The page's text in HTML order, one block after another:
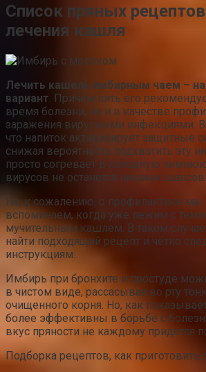
Список пряных
лечения кашля
Лечить кашель имбирным чаем –
вариант . Причём пить его
время болезни, но и в качестве
заражения вирусными инфекциями.
что напиток активизирует защитные
снижая вероятность подхватить эту
просто согревает в холодную
вирусов не останется никаких шансов!
Но, к сожалению, о профилактике мы
вспоминаем, когда уже лежим с
мучительным кашлем. В таком случае
найти подходящий рецепт и чётко
инструкциям.
Имбирь при бронхите и простуде
в чистом виде, рассасывая во рту
очищенного корня. Но, как
более эффективны в борьбе с
вкус пряности не каждому придётся
Подборка рецептов, как приготовить